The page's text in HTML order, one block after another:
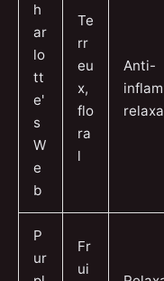
h
ar
lo
tt
e'
s
W
e
b
Te
rr
eu
x,
flo
ra
l
Anti-
P
ur
Fr
ui